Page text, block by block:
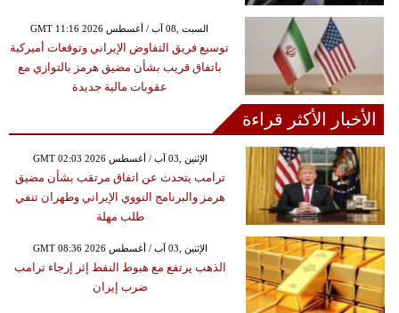
GMT 11:16 2026 السبت ,08 آب / أغسطس
توسيع فريق التفاوض الإيراني وتوقعات أميركية
باتفاق قريب بشأن مضيق هرمز بالتوازي مع
عقوبات مالية جديدة
الأخبار الأكثر قراءة
GMT 02:03 2026 الإثنين ,03 آب / أغسطس
ترامب يتحدث عن اتفاق مرتقب بشأن مضيق
هرمز والبرنامج النووي الإيراني وطهران تنفي
طلب مهلة
GMT 08:36 2026 الإثنين ,03 آب / أغسطس
الذهب يرتفع مع هبوط النفط إثر إرجاء ترامب
ضرب إيران